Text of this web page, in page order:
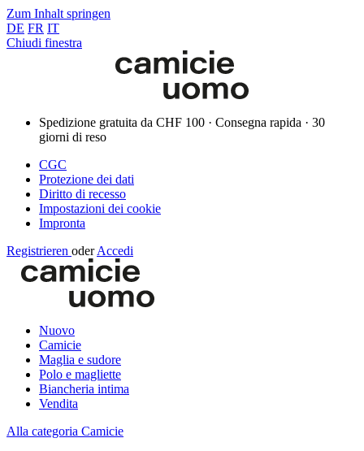
Zum Inhalt springen
DE FR IT
Chiudi finestra
Spedizione gratuita da CHF 100 · Consegna rapida · 30
giorni di reso
CGC
Protezione dei dati
Diritto di recesso
Impostazioni dei cookie
Impronta
Registrieren oder Accedi
Nuovo
Camicie
Maglia e sudore
Polo e magliette
Biancheria intima
Vendita
Alla categoria Camicie